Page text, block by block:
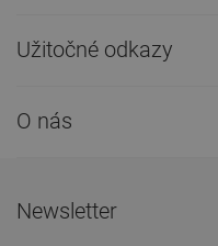
Užitočné odkazy
O nás
Newsletter